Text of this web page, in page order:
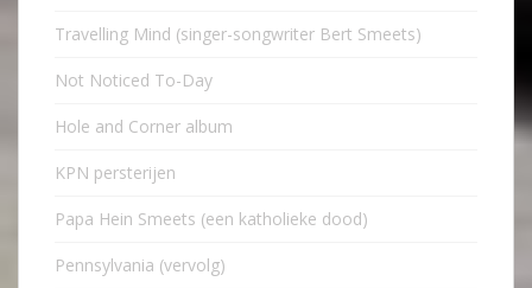
Travelling Mind (singer-songwriter Bert Smeets)
Not Noticed To-Day
Hole and Corner album
KPN persterijen
Papa Hein Smeets (een katholieke dood)
Pennsylvania (vervolg)